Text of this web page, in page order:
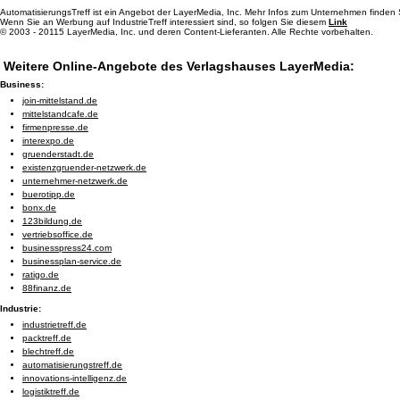
AutomatisierungsTreff ist ein Angebot der LayerMedia, Inc. Mehr Infos zum Unternehmen finden
Wenn Sie an Werbung auf IndustrieTreff interessiert sind, so folgen Sie diesem Link
© 2003 - 20115 LayerMedia, Inc. und deren Content-Lieferanten. Alle Rechte vorbehalten.
Weitere Online-Angebote des Verlagshauses LayerMedia:
Business:
join-mittelstand.de
mittelstandcafe.de
firmenpresse.de
interexpo.de
gruenderstadt.de
existenzgruender-netzwerk.de
unternehmer-netzwerk.de
buerotipp.de
bonx.de
123bildung.de
vertriebsoffice.de
businesspress24.com
businessplan-service.de
ratigo.de
88finanz.de
Industrie:
industrietreff.de
packtreff.de
blechtreff.de
automatisierungstreff.de
innovations-intelligenz.de
logistiktreff.de